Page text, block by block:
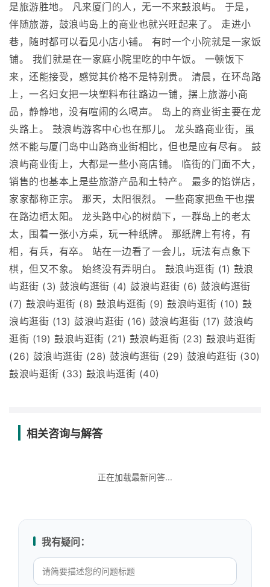
是旅游胜地。 凡来厦门的人，无一不来鼓浪屿。 于是，
伴随旅游，鼓浪屿岛上的商业也就兴旺起来了。 走进小
巷，随时都可以看见小店小铺。 有时一个小院就是一家饭
铺。 我们就是在一家庭小院里吃的中午饭。 一顿饭下
来，还能接受，感觉其价格不是特别贵。 清晨，在环岛路
上，一名妇女把一块塑料布往路边一铺，摆上旅游小商
品，静静地，没有喧闹的么喝声。 岛上的商业街主要在龙
头路上。 鼓浪屿游客中心也在那儿。 龙头路商业街，虽
然不能与厦门岛中山路商业街相比，但也是应有尽有。 鼓
浪屿商业街上，大都是一些小商店铺。 临街的门面不大，
销售的也基本上是些旅游产品和土特产。 最多的馅饼店，
家家都称正宗。 那天，太阳很烈。 一些商家把鱼干也摆
在路边晒太阳。 龙头路中心的树荫下，一群岛上的老太
太，围着一张小方桌，玩一种纸牌。 那纸牌上有将，有
相，有兵，有卒。 站在一边看了一会儿，玩法有点象下
棋，但又不象。 始终没有弄明白。 鼓浪屿逛街 (1) 鼓浪
屿逛街 (3) 鼓浪屿逛街 (4) 鼓浪屿逛街 (6) 鼓浪屿逛街
(7) 鼓浪屿逛街 (8) 鼓浪屿逛街 (9) 鼓浪屿逛街 (10) 鼓
浪屿逛街 (13) 鼓浪屿逛街 (16) 鼓浪屿逛街 (17) 鼓浪屿
逛街 (19) 鼓浪屿逛街 (21) 鼓浪屿逛街 (23) 鼓浪屿逛街
(26) 鼓浪屿逛街 (28) 鼓浪屿逛街 (29) 鼓浪屿逛街 (30)
鼓浪屿逛街 (33) 鼓浪屿逛街 (40)
相关咨询与解答
正在加载最新问答...
我有疑问：